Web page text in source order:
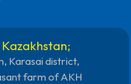
Karasai district,
farm of AKH